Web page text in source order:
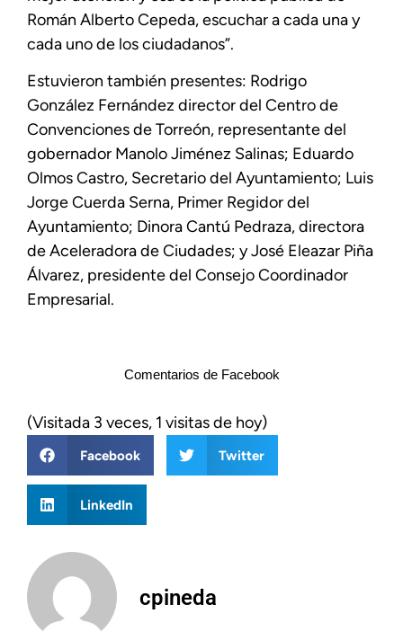
Román Alberto Cepeda, escuchar a cada una y
cada uno de los ciudadanos”.
Estuvieron también presentes: Rodrigo
González Fernández director del Centro de
Convenciones de Torreón, representante del
gobernador Manolo Jiménez Salinas; Eduardo
Olmos Castro, Secretario del Ayuntamiento; Luis
Jorge Cuerda Serna, Primer Regidor del
Ayuntamiento; Dinora Cantú Pedraza, directora
de Aceleradora de Ciudades; y José Eleazar Piña
Álvarez, presidente del Consejo Coordinador
Empresarial.
Comentarios de Facebook
(Visitada 3 veces, 1 visitas de hoy)
Facebook Twitter
LinkedIn
cpineda